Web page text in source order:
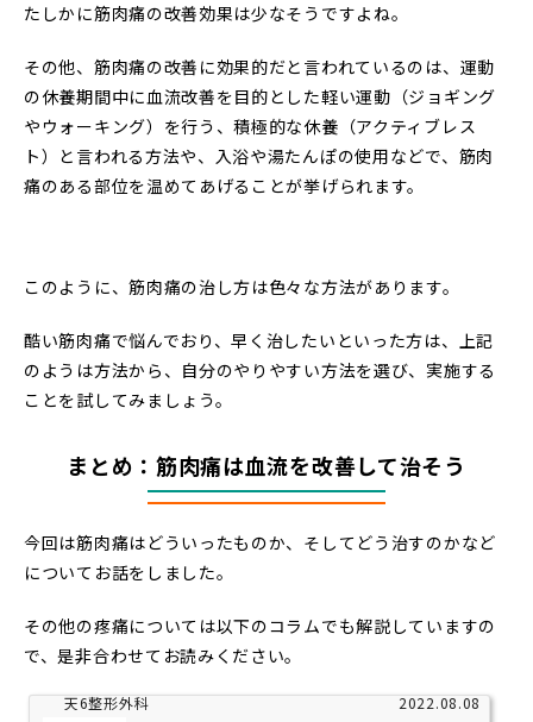
たしかに筋肉痛の改善効果は少なそうですよね。
その他、筋肉痛の改善に効果的だと言われているのは、運動
の休養期間中に血流改善を目的とした軽い運動（ジョギング
やウォーキング）を行う、積極的な休養（アクティブレス
ト）と言われる方法や、入浴や湯たんぽの使用などで、筋肉
痛のある部位を温めてあげることが挙げられます。
このように、筋肉痛の治し方は色々な方法があります。
酷い筋肉痛で悩んでおり、早く治したいといった方は、上記
のようは方法から、自分のやりやすい方法を選び、実施する
ことを試してみましょう。
まとめ：筋肉痛は血流を改善して治そう
今回は筋肉痛はどういったものか、そしてどう治すのかなど
についてお話をしました。
その他の疼痛については以下のコラムでも解説していますの
で、是非合わせてお読みください。
天6整形外科 2022.08.08